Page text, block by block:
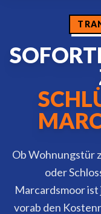
Ob Wohnungstür
oder
Marcardsmoor
vorab den